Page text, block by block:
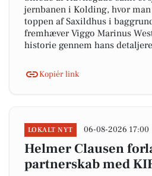
jernbanen i Kolding, hvor
toppen af Saxildhus i
fremhæver Viggo Marinus
historie gennem hans
Kopiér link
LOKALT NYT 06-08-2026 17:00
Helmer Clausen
partnerskab med